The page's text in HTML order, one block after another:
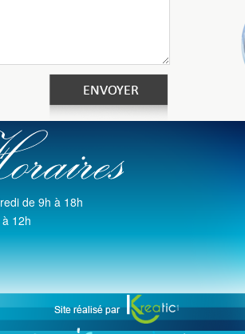
de 9h à 18h
12h